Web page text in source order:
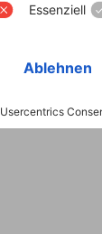
Land wählen